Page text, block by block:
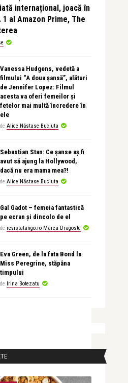
internațional, joacă în
1 al Amazon Prime, The
Vanessa Hudgens, vedetă a
filmului “A doua șansă”, alături
de Jennifer Lopez: Filmul
acesta va oferi femeilor și
fetelor mai multă încredere în
ele
de Alice Năstase Buciuta
Sebastian Stan: Ce șanse aș fi
avut să ajung la Hollywood,
dacă nu era mama mea?!
de Alice Năstase Buciuta
Gal Gadot – femeia fantastică
pe ecran și dincolo de el
de revistatango.ro Marea Dragoste
Eva Green, de la fata Bond la
Miss Peregrine, stăpâna
timpului
de Irina Botezatu